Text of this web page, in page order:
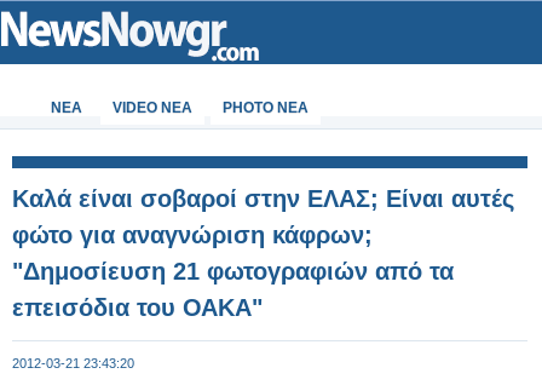
ΝΕΑ VIDEO NEA PHOTO NEA
Καλά είναι σοβαροί στην ΕΛΑΣ; Είναι αυτές
φώτο για αναγνώριση κάφρων;
"Δημοσίευση 21 φωτογραφιών από τα
επεισόδια του ΟΑΚΑ"
2012-03-21 23:43:20